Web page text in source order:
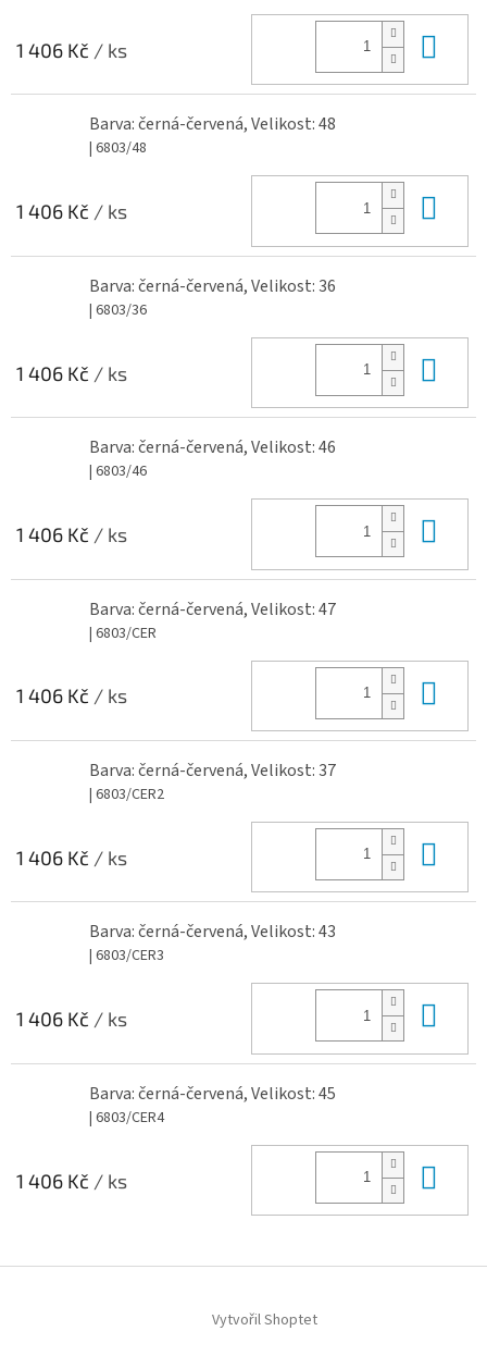
1 406 Kč / ks
Barva: černá-červená, Velikost: 48
| 6803/48
1 406 Kč / ks
Barva: černá-červená, Velikost: 36
| 6803/36
1 406 Kč / ks
Barva: černá-červená, Velikost: 46
| 6803/46
1 406 Kč / ks
Barva: černá-červená, Velikost: 47
| 6803/CER
1 406 Kč / ks
Barva: černá-červená, Velikost: 37
| 6803/CER2
1 406 Kč / ks
Barva: černá-červená, Velikost: 43
| 6803/CER3
1 406 Kč / ks
Barva: černá-červená, Velikost: 45
| 6803/CER4
1 406 Kč / ks
Vytvořil Shoptet